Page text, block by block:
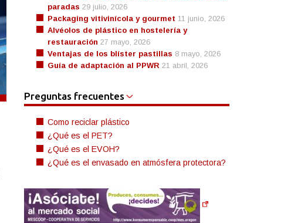
paradas 29 julio, 2026
Packaging vitivinícola y gourmet 11 junio, 2026
Alvéolos de plástico en hostelería y
restauración 27 mayo, 2026
Ventajas de los blíster pastillas 8 mayo, 2026
Guía de adaptación al PPWR 21 abril, 2026
Preguntas frecuentes
Como reciclar plástico
¿Qué es el PET?
¿Qué es el EVOH?
¿Qué es el envasado en atmósfera protectora?